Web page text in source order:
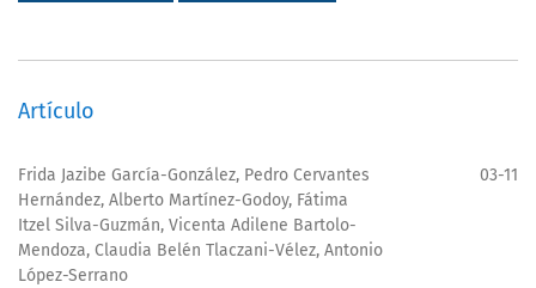
Artículo
Frida Jazibe García-González, Pedro Cervantes
Hernández, Alberto Martínez-Godoy, Fátima
Itzel Silva-Guzmán, Vicenta Adilene Bartolo-
Mendoza, Claudia Belén Tlaczani-Vélez, Antonio
López-Serrano
03-11